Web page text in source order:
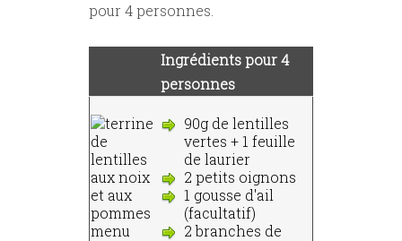
pour 4 personnes.
Ingrédients pour 4
personnes
90g de lentilles
vertes + 1 feuille
de laurier
2 petits oignons
1 gousse d'ail
(facultatif)
2 branches de